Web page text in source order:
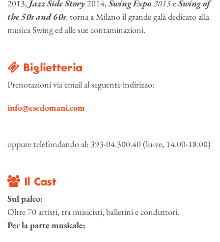
2013, Jazz Side Story2014,Swing Expo2015eSwing of
the 50s and 60s, torna a Milano il grande galà dedicato alla
musica Swing ed alle sue contaminazioni.
Biglietteria
Prenotazioni via email al seguente indirizzo:
info@esedomani.com
oppure telefondando al: 393-04.300.40 (lu-ve, 14.00-18.00)
Il Cast
Sul palco:
Oltre 70 artisti, tra musicisti, ballerini e conduttori.
Per la parte musicale: